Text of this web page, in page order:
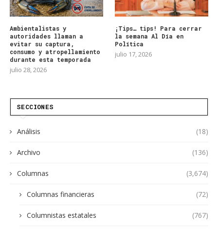
Ambientalistas y
autoridades llaman a
evitar su captura,
consumo y atropellamiento
durante esta temporada
julio 28, 2026
¡Tips… tips! Para cerrar
la semana Al Día en
Política
julio 17, 2026
SECCIONES
Análisis (18)
Archivo (136)
Columnas (3,674)
Columnas financieras (72)
Columnistas estatales (767)